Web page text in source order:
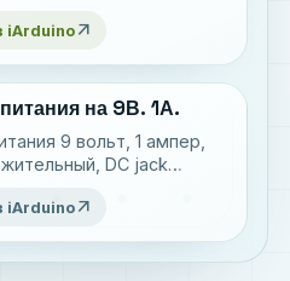
iArduino arrow_outward
на 9В. 1А.
9 вольт, 1 ампер,
DC jack
iArduino arrow_outward